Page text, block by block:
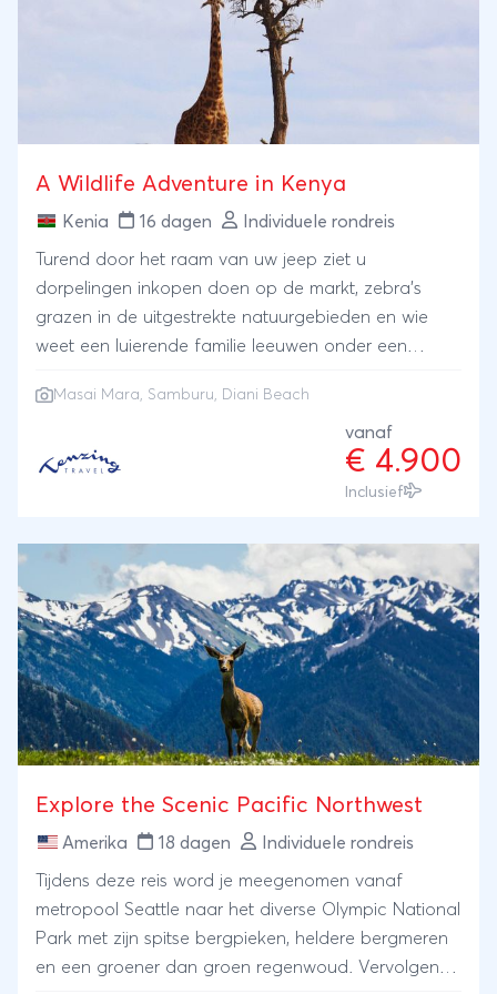
of orka’s tijdens een excursie vanaf het eiland
Andøya. Als u het ons vraagt, dan wordt het beste
voor het laatst bewaard; de Lofoten-eilandengroep.
Hier zijn tal van excursiemogelijkheden en veel
wandelroutes naar adembenemend mooie
overigens ook op de mooiste locaties, waaronder in
een authentiek huisje direct aan het strand met
uitzicht over de Atlantische Oceaan.
A Wildlife Adventure in Kenya
Kenia 16 dagen Individuele rondreis
Turend door het raam van uw jeep ziet u
dorpelingen inkopen doen op de markt, zebra’s
grazen in de uitgestrekte natuurgebieden en wie
weet een luierende familie leeuwen onder een
Mara. U bezoekt vele bekende nationale parken,
zodat uw kans op het spotten van de Big Five
optimaal is en u uitgebreid kennis maakt met Kenia.
Spot in Samburu de bijzondere dieren die hier leven,
en geniet van de safari’s in het Masai Mara National
Reserve. De reis eindigt in Diani Beach, waar u
samen aan het witte strand de avonturen in de
wildparken nog even rustig aan u voorbij kunt laten
gaan.
Masai Mara, Samburu, Diani Beach
vanaf
€ 4.900
Inclusief
Explore the Scenic Pacific Northwest
Amerika 18 dagen Individuele rondreis
Tijdens deze reis word je meegenomen vanaf
metropool Seattle naar het diverse Olympic National
Park met zijn spitse bergpieken, heldere bergmeren
en een groener dan groen regenwoud. Vervolgens